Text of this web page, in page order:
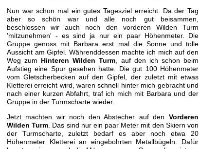
Nun war schon mal ein gutes Tagesziel erreicht. Da der Tag
aber so schön war und alle noch gut beisammen,
beschlossen wir auch noch den vorderen Wilden Turm
'mitzunehmen' - es sind ja nur ein paar Höhenmeter. Die
Gruppe genoss mit Barbara erst mal die Sonne und tolle
Aussicht am Gipfel. Währenddessen machte ich mich auf den
Weg zum Hinteren Wilden Turm , auf den ich schon beim
Aufstieg eine Spur gesehen hatte. Die gut 100 Höhenmeter
vom Gletscherbecken auf den Gipfel, der zuletzt mit etwas
Kletterei erreicht wird, waren schnell hinter mich gebracht und
nach einer kurzen Abfahrt, traf ich mich mit Barbara und der
Gruppe in der Turmscharte wieder.
Jetzt machten wir noch den Abstecher auf den Vorderen
Wilden Turm . Das sind nur ein paar Meter mit den Skiern von
der Turmscharte, zuletzt bedarf es aber noch etwa 20
Höhenmeter Kletterei an eingebohrten Metallbügeln. Dafür